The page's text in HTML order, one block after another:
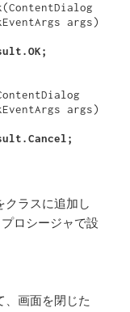
args)
args)
クラスに追加し
ロシージャで設
、画面を閉じた